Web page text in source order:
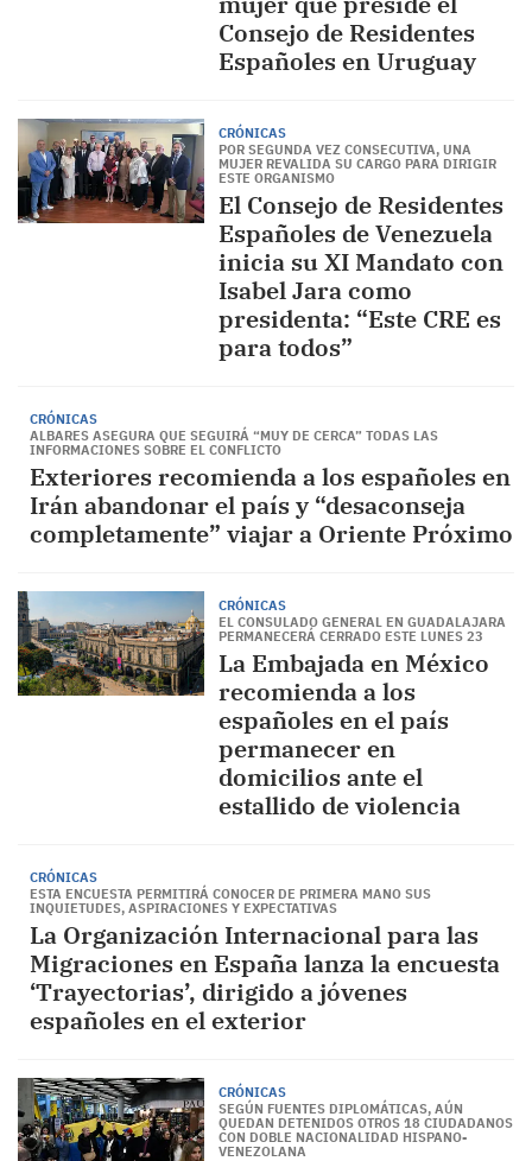
Consejo de Residentes
Españoles en Uruguay
CRÓNICAS
POR SEGUNDA VEZ CONSECUTIVA, UNA
MUJER REVALIDA SU CARGO PARA DIRIGIR
ESTE ORGANISMO
El Consejo de Residentes
Españoles de Venezuela
inicia su XI Mandato con
Isabel Jara como
presidenta: “Este CRE es
para todos”
CRÓNICAS
ALBARES ASEGURA QUE SEGUIRÁ “MUY DE CERCA” TODAS LAS
INFORMACIONES SOBRE EL CONFLICTO
Exteriores recomienda a los españoles en
Irán abandonar el país y “desaconseja
completamente” viajar a Oriente Próximo
CRÓNICAS
EL CONSULADO GENERAL EN GUADALAJARA
PERMANECERÁ CERRADO ESTE LUNES 23
La Embajada en México
recomienda a los
españoles en el país
permanecer en
domicilios ante el
estallido de violencia
CRÓNICAS
ESTA ENCUESTA PERMITIRÁ CONOCER DE PRIMERA MANO SUS
INQUIETUDES, ASPIRACIONES Y EXPECTATIVAS
La Organización Internacional para las
Migraciones en España lanza la encuesta
‘Trayectorias’, dirigido a jóvenes
españoles en el exterior
CRÓNICAS
SEGÚN FUENTES DIPLOMÁTICAS, AÚN
QUEDAN DETENIDOS OTROS 18 CIUDADANOS
CON DOBLE NACIONALIDAD HISPANO-
VENEZOLANA